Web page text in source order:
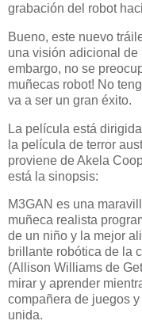
grabación del robot
Bueno, este nuevo
una visión adicional
embargo, no se
muñecas robot! No
va a ser un gran éxito.
La película está
la película de terror
proviene de Akela
está la sinopsis:
M3GAN es una
muñeca realista
de un niño y la mejor
brillante robótica de la
(Allison Williams de
mirar y aprender
compañera de juegos
unida.